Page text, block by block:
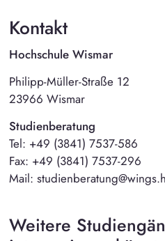
Kontakt
Hochschule Wismar
Philipp-Müller-Straße 12
23966 Wismar
Studienberatung
Tel: +49 (3841) 7537-586
Fax: +49 (3841) 7537-296
Mail:
Weitere